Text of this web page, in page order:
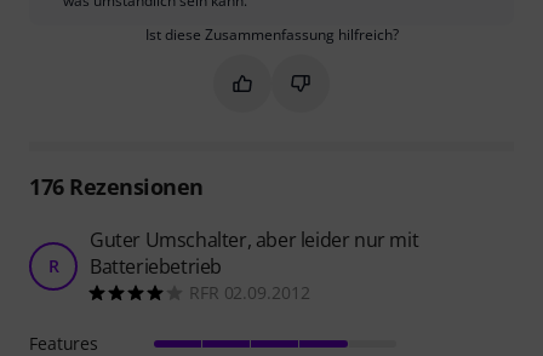
Ist diese Zusammenfassung hilfreich?
Markieren Sie diese
Markieren Sie diese
176Rezensionen
R
Guter Umschalter, aber leider nur mit
Batteriebetrieb
RFR 02.09.2012
Features